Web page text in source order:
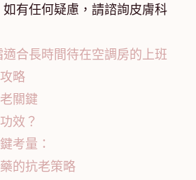
有任何疑慮，請諮詢皮膚科
合長時間待在空調房的上班
略
關鍵
效？
考量：
的抗老策略